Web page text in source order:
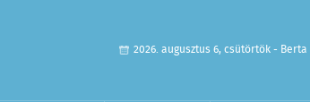
2026. augusztus 6, csütörtök - Berta